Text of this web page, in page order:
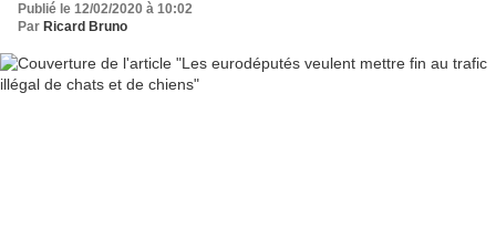
Publié le 12/02/2020 à 10:02
Par Ricard Bruno